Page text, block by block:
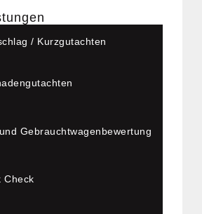
/ Kurz­gut­ach­ten
Gebraucht­wa­gen­be­wer­tung
Check